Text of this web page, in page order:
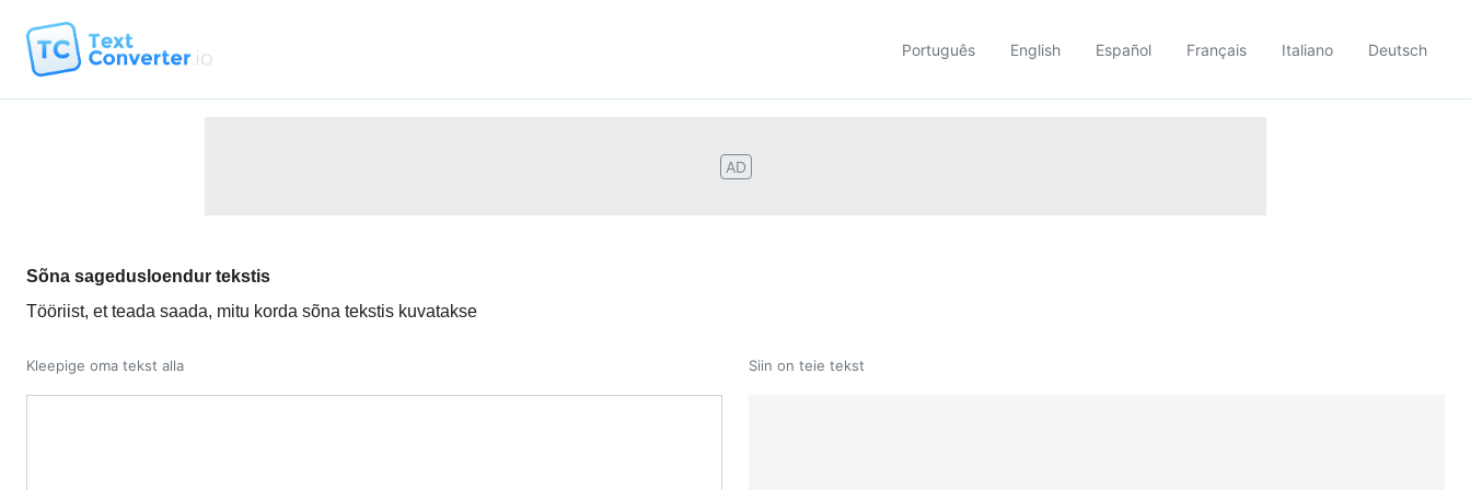
Português English Español Français Italiano Deutsch
AD
Sõna sagedusloendur tekstis
Tööriist, et teada saada, mitu korda sõna tekstis kuvatakse
Kleepige oma tekst alla Siin on teie tekst